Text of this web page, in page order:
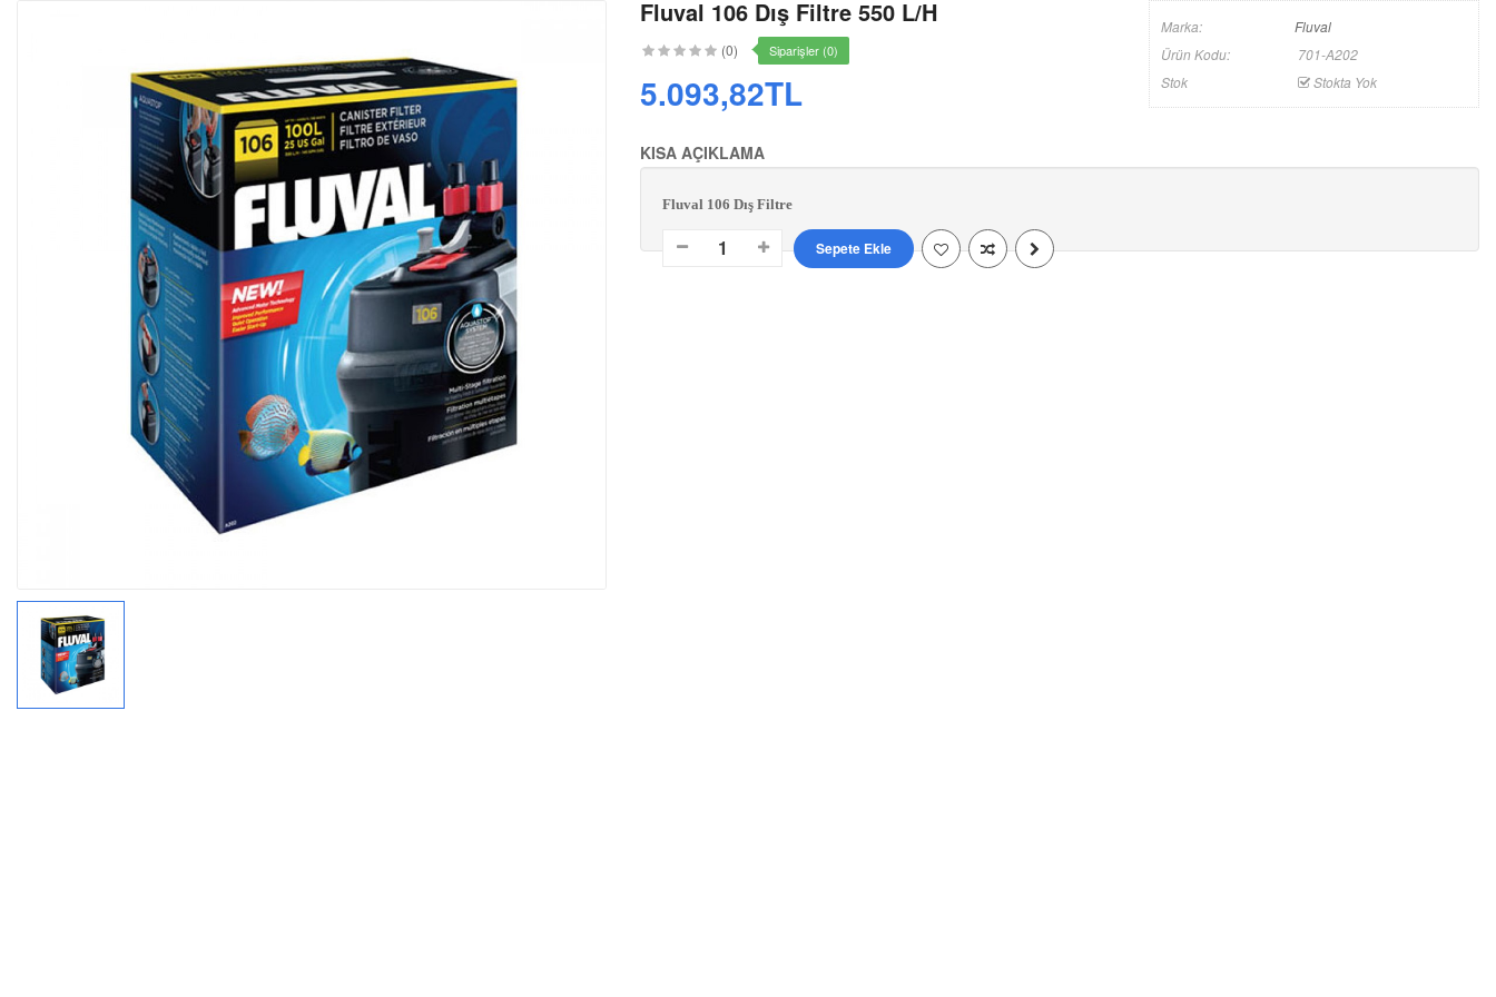
Fluval 106 Dış Filtre 550 L/H
(0) Siparişler (0)
5.093,82TL
Marka:
Fluval
Ürün Kodu:
701-A202
Stok
Stokta Yok
KISA AÇIKLAMA
Fluval 106 Dış Filtre